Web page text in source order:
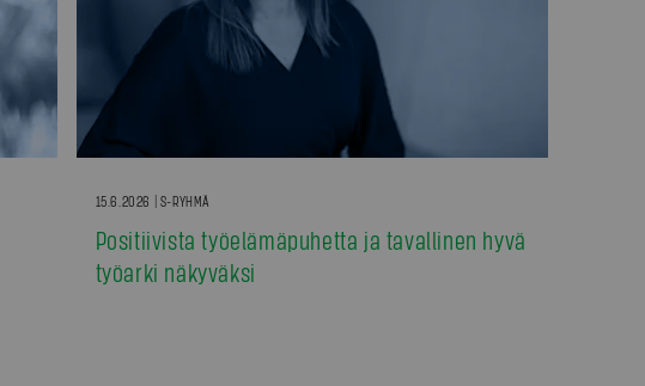
15.6.2026 | S-RYHMÄ
Positiivista työelämäpuhetta ja tavallinen hyvä
työarki näkyväksi